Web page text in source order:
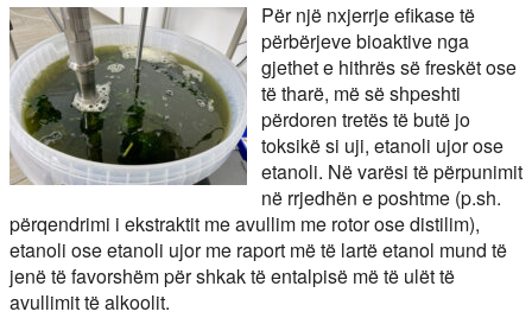
Për një nxjerrje efikase të
përbërjeve bioaktive nga
gjethet e hithrës së freskët ose
të tharë, më së shpeshti
përdoren tretës të butë jo
toksikë si uji, etanoli ujor ose
etanoli. Në varësi të përpunimit
në rrjedhën e poshtme (p.sh.
përqendrimi i ekstraktit me avullim me rotor ose distilim),
etanoli ose etanoli ujor me raport më të lartë etanol mund të
jenë të favorshëm për shkak të entalpisë më të ulët të
avullimit të alkoolit.